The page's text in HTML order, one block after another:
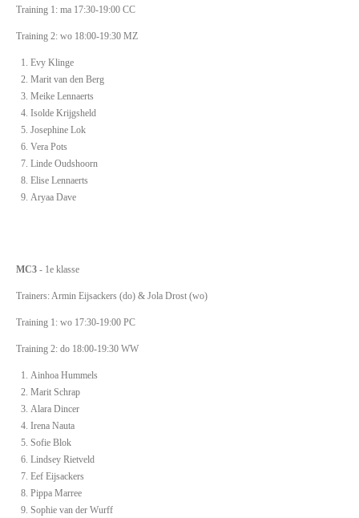
Training 1: ma 17:30-19:00 CC
Training 2: wo 18:00-19:30 MZ
Evy Klinge
Marit van den Berg
Meike Lennaerts
Isolde Krijgsheld
Josephine Lok
Vera Pots
Linde Oudshoorn
Elise Lennaerts
Aryaa Dave
MC3 - 1e klasse
Trainers: Armin Eijsackers (do) & Jola Drost (wo)
Training 1: wo 17:30-19:00 PC
Training 2: do 18:00-19:30 WW
Ainhoa Hummels
Marit Schrap
Alara Dincer
Irena Nauta
Sofie Blok
Lindsey Rietveld
Eef Eijsackers
Pippa Marree
Sophie van der Wurff